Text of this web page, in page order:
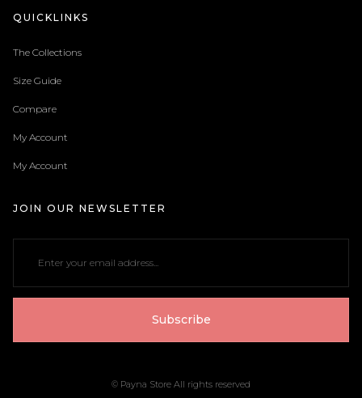
QUICKLINKS
The Collections
Size Guide
Compare
My Account
My Account
JOIN OUR NEWSLETTER
© Payna Store All rights reserved